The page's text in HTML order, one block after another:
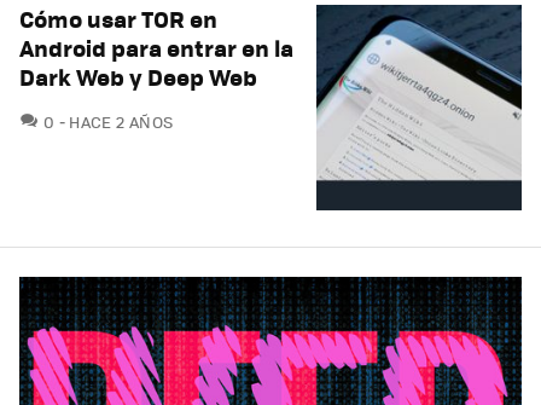
Cómo usar TOR en
Android para entrar en la
Dark Web y Deep Web
0 COMENTARIOS
HACE 2 AÑOS